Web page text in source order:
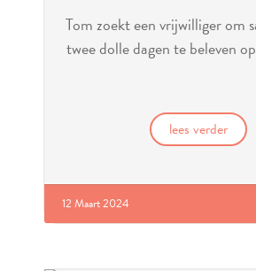
Tom zoekt een vrijwilliger om
twee dolle dagen te beleven
lees verder
12 Maart 2024